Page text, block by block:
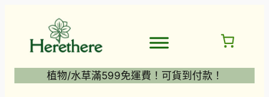
植物/水草滿599免運費！可貨到付款！